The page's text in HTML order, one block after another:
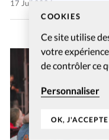
COOKIES
Ce site utilise
votre
de contrôler ce
Personnaliser
OK,
17 Juil 2026